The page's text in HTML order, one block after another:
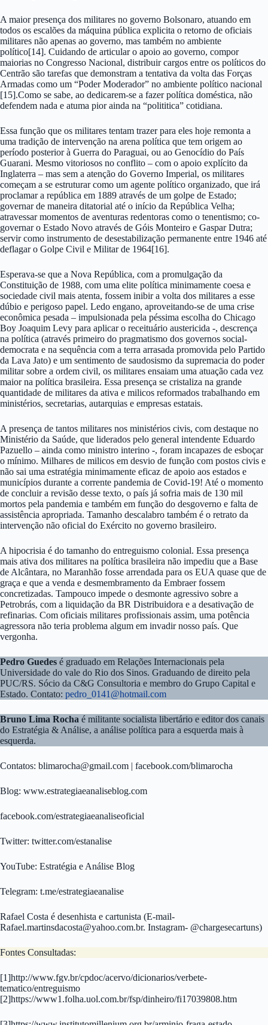
A maior presença dos militares no governo Bolsonaro, atuando em
todos os escalões da máquina pública explicita o retorno de oficiais
militares não apenas ao governo, mas também no ambiente
político[14]. Cuidando de articular o apoio ao governo, compor
maiorias no Congresso Nacional, distribuir cargos entre os políticos do
Centrão são tarefas que demonstram a tentativa da volta das Forças
Armadas como um “Poder Moderador” no ambiente político nacional
[15].Como se sabe, ao dedicarem-se a fazer política doméstica, não
defendem nada e atuma pior ainda na “polititica” cotidiana.
Essa função que os militares tentam trazer para eles hoje remonta a
uma tradição de intervenção na arena política que tem origem ao
período posterior à Guerra do Paraguai, ou ao Genocídio do País
Guarani. Mesmo vitoriosos no conflito – com o apoio explícito da
Inglaterra – mas sem a atenção do Governo Imperial, os militares
começam a se estruturar como um agente político organizado, que irá
proclamar a república em 1889 através de um golpe de Estado;
governar de maneira ditatorial até o início da República Velha;
atravessar momentos de aventuras redentoras como o tenentismo; co-
governar o Estado Novo através de Góis Monteiro e Gaspar Dutra;
servir como instrumento de desestabilização permanente entre 1946 até
deflagar o Golpe Civil e Militar de 1964[16].
Esperava-se que a Nova República, com a promulgação da
Constituição de 1988, com uma elite política minimamente coesa e
sociedade civil mais atenta, fossem inibir a volta dos militares a esse
dúbio e perigoso papel. Ledo engano, aproveitando-se de uma crise
econômica pesada – impulsionada pela péssima escolha do Chicago
Boy Joaquim Levy para aplicar o receituário austericida -, descrença
na política (através primeiro do pragmatismo dos governos social-
democrata e na sequência com a terra arrasada promovida pelo Partido
da Lava Jato) e um sentimento de saudosismo da supremacia do poder
militar sobre a ordem civil, os militares ensaiam uma atuação cada vez
maior na política brasileira. Essa presença se cristaliza na grande
quantidade de militares da ativa e milicos reformados trabalhando em
ministérios, secretarias, autarquias e empresas estatais.
A presença de tantos militares nos ministérios civis, com destaque no
Ministério da Saúde, que liderados pelo general intendente Eduardo
Pazuello – ainda como ministro interino -, foram incapazes de esboçar
o mínimo. Milhares de milicos em desvio de função com postos civis e
não sai uma estratégia minimamente eficaz de apoio aos estados e
municípios durante a corrente pandemia de Covid-19! Até o momento
de concluir a revisão desse texto, o país já sofria mais de 130 mil
mortos pela pandemia e também em função do desgoverno e falta de
assistência apropriada. Tamanho descalabro também é o retrato da
intervenção não oficial do Exército no governo brasileiro.
A hipocrisia é do tamanho do entreguismo colonial. Essa presença
mais ativa dos militares na política brasileira não impediu que a Base
de Alcântara, no Maranhão fosse arrendada para os EUA quase que de
graça e que a venda e desmembramento da Embraer fossem
concretizadas. Tampouco impede o desmonte agressivo sobre a
Petrobrás, com a liquidação da BR Distribuidora e a desativação de
refinarias. Com oficiais militares profissionais assim, uma potência
agressora não teria problema algum em invadir nosso país. Que
vergonha.
Pedro Guedes é graduado em Relações Internacionais pela
Universidade do vale do Rio dos Sinos. Graduando de direito pela
PUC/RS. Sócio da C&G Consultoria e membro do Grupo Capital e
Estado. Contato: pedro_0141@hotmail.com
Bruno Lima Rocha é militante socialista libertário e editor dos canais
do Estratégia & Análise, a análise política para a esquerda mais à
esquerda.
Contatos: blimarocha@gmail.com | facebook.com/blimarocha
Blog: www.estrategiaeanaliseblog.com
facebook.com/estrategiaeanaliseoficial
Twitter: twitter.com/estanalise
YouTube: Estratégia e Análise Blog
Telegram: t.me/estrategiaeanalise
Rafael Costa é desenhista e cartunista (E-mail-
Rafael.martinsdacosta@yahoo.com.br. Instagram- @chargesecartuns)
Fontes Consultadas:
[1]http://www.fgv.br/cpdoc/acervo/dicionarios/verbete-
tematico/entreguismo
[2]https://www1.folha.uol.com.br/fsp/dinheiro/fi17039808.htm